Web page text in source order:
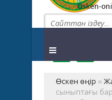
Osken-
Өскен өңір »
сыныптағы